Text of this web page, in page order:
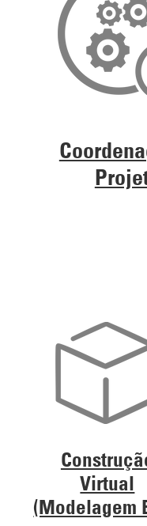
Virtual
(Modelagem